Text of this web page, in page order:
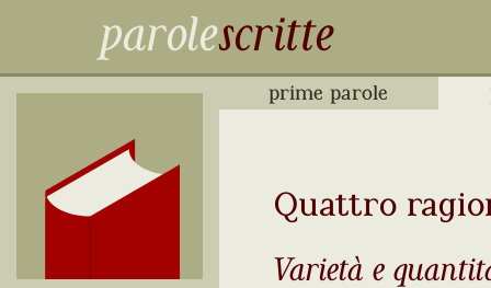
parolescritte
prime parole
Quattro
Varietà e